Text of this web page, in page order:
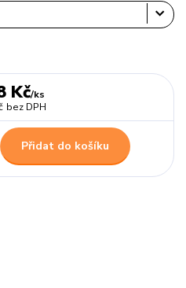
Kč/ks
bez DPH
Přidat do košíku